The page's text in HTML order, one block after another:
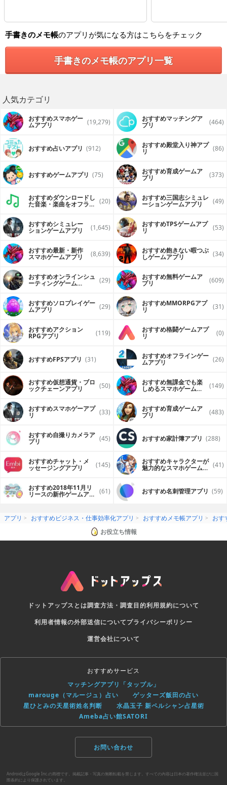
手書きのメモ帳のアプリが気になる方はこちらをチェック
手書きのメモ帳のアプリ一覧
人気カテゴリ
おすすめスマホゲー
ムアプリ (19,279) おすすめマッチングア
プリ (464)
おすすめ占いアプリ (912) おすすめ殿堂入り神アプ
リ (86)
おすすめゲームアプリ (75) おすすめ育成ゲームア
プリ (373)
おすすめダウンロードし
た音楽・楽曲をオフライ (20) おすすめ三国志シミュレ
ーションゲームアプリ (49)
おすすめシミュレー
ションゲームアプリ (1,645) おすすめTPSゲームアプ
リ (53)
おすすめ最新・新作
スマホゲームアプリ (8,639) おすすめ飽きない暇つぶ
しゲームアプリ (34)
おすすめオンラインシュ
ーティングゲーム (29) おすすめ無料ゲームア
プリ (609)
おすすめソロプレイゲー
ムアプリ (29) おすすめ MMORPGアプ
リ (31)
おすすめアクション
RPGアプリ (119) おすすめ格闘ゲームアプ
リ (0)
おすすめFPSアプリ (31) おすすめオフラインゲー
ムアプリ (26)
おすすめ仮想通貨・ブロ
ックチェーンアプリ (50) おすすめ無課金でも楽
しめるスマホゲームア (149)
おすすめスマホゲーアプ
リ (33) おすすめ育成ゲームア
プリ (483)
おすすめ自撮りカメラア
プリ (45) おすすめ家計簿アプリ (288)
おすすめチャット・メ
ッセージングアプリ (145) おすすめキャラクターが
魅力的なスマホゲームア (41)
おすすめ2018年11月リ
リースの新作ゲームアプ (61) おすすめ名刺管理アプリ (59)
アプリ おすすめビジネス・仕事効率化アプリ おすすめメモ帳アプリ
おす
お役立ち情報
ドットアップスとは調査方法・調査目的利用規約について
利用者情報の外部送信についてプライバシーポリシー
運営会社について
おすすめサービス
マッチングアプリ「タップル」
marouge（マルージュ）占い
ゲッターズ飯田の占い
星ひとみの天星術姓名判断
水晶玉子 新ペルシャン占星術
Ameba占い館SATORI
お問い合わせ
AndroidはGoogle Inc.の商標です。掲載記事・写真の無断転載を禁じます。すべての内容は日本の著作権法並びに国
際条約により保護されています。